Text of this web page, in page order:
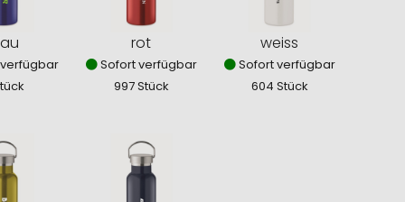
rot
Sofort verfügbar
997 Stück
weiss
Sofort verfügbar
604 Stück